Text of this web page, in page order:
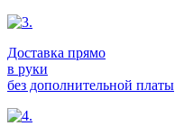
Доставка прямо
в руки
без дополнительной платы